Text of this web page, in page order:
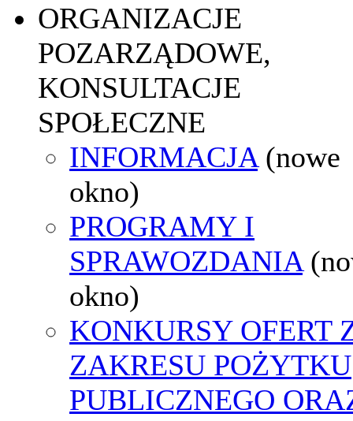
ORGANIZACJE
POZARZĄDOWE,
KONSULTACJE
SPOŁECZNE
INFORMACJA (nowe
okno)
PROGRAMY I
SPRAWOZDANIA
okno)
KONKURSY OFERT
ZAKRESU POŻYTKU
PUBLICZNEGO